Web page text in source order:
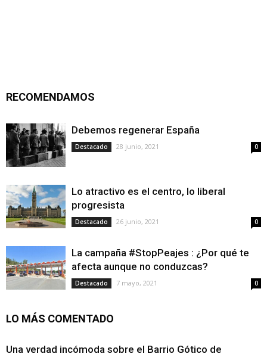
RECOMENDAMOS
Debemos regenerar España
Destacado 28 junio, 2021 0
Lo atractivo es el centro, lo liberal
progresista
Destacado 26 junio, 2021 0
La campaña #StopPeajes : ¿Por qué te
afecta aunque no conduzcas?
Destacado 7 mayo, 2021 0
LO MÁS COMENTADO
Una verdad incómoda sobre el Barrio Gótico de